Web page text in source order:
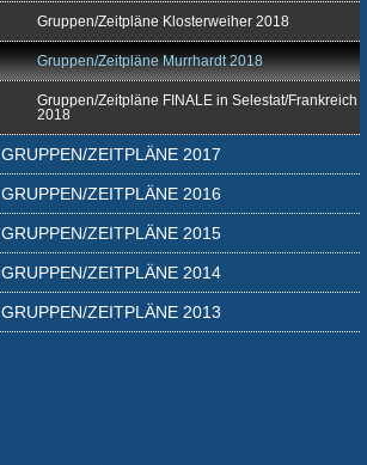
Gruppen/Zeitpläne Klosterweiher 2018
Gruppen/Zeitpläne Murrhardt 2018
Gruppen/Zeitpläne FINALE in Selestat/Frankreich
2018
GRUPPEN/ZEITPLÄNE 2017
GRUPPEN/ZEITPLÄNE 2016
GRUPPEN/ZEITPLÄNE 2015
GRUPPEN/ZEITPLÄNE 2014
GRUPPEN/ZEITPLÄNE 2013